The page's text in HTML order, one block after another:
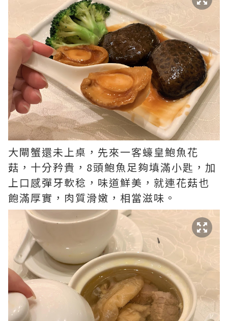
大閘蟹還未上桌，先來一客蠔皇鮑魚花
菇，十分矜貴，8頭鮑魚足夠填滿小匙，加
上口感彈牙軟稔，味道鮮美，就連花菇也
飽滿厚實，肉質滑嫩，相當滋味。